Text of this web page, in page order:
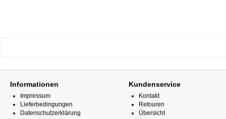
Informationen
Impressum
Lieferbedingungen
Datenschutzerklärung
Kundenservice
Kontakt
Retouren
Übersicht